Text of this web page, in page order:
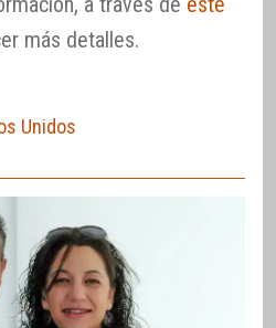
más detalles.
Unidos